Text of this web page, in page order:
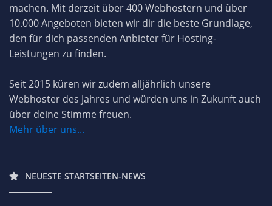
machen. Mit derzeit über 400 Webhostern und über
10.000 Angeboten bieten wir dir die beste Grundlage,
den für dich passenden Anbieter für Hosting-
Leistungen zu finden.
Seit 2015 küren wir zudem alljährlich unsere
Webhoster des Jahres und würden uns in Zukunft auch
über deine Stimme freuen.
Mehr über uns...
NEUESTE STARTSEITEN-NEWS